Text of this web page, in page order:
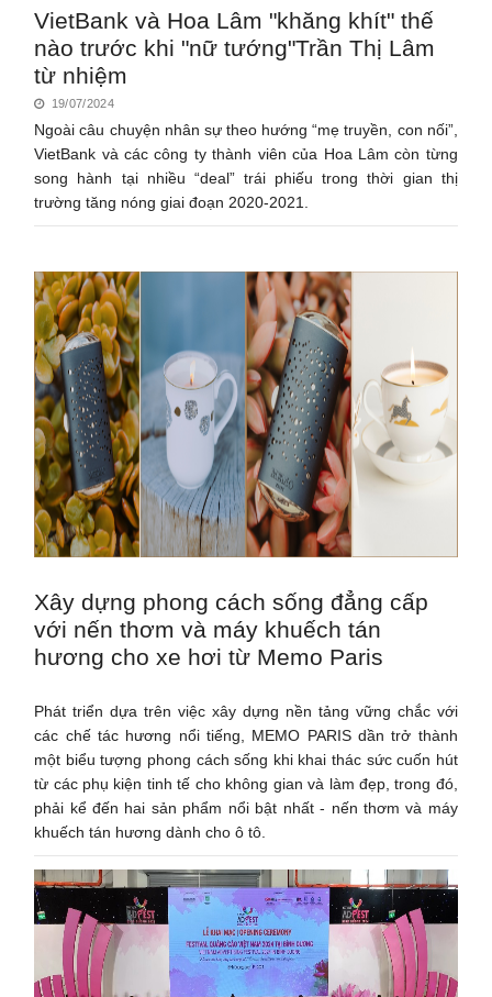
VietBank và Hoa Lâm "khăng khít" thế
nào trước khi "nữ tướng"Trần Thị Lâm
từ nhiệm
19/07/2024
Ngoài câu chuyện nhân sự theo hướng “mẹ truyền, con nối”,
VietBank và các công ty thành viên của Hoa Lâm còn từng
song hành tại nhiều “deal” trái phiếu trong thời gian thị
trường tăng nóng giai đoạn 2020-2021.
Xây dựng phong cách sống đẳng cấp
với nến thơm và máy khuếch tán
hương cho xe hơi từ Memo Paris
Phát triển dựa trên việc xây dựng nền tảng vững chắc với
các chế tác hương nổi tiếng, MEMO PARIS dần trở thành
một biểu tượng phong cách sống khi khai thác sức cuốn hút
từ các phụ kiện tinh tế cho không gian và làm đẹp, trong đó,
phải kể đến hai sản phẩm nổi bật nhất - nến thơm và máy
khuếch tán hương dành cho ô tô.